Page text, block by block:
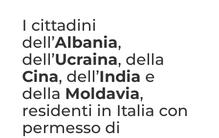
I cittadini
dell’Albania,
dell’Ucraina, della
Cina, dell’India e
della Moldavia,
residenti in Italia con
permesso di